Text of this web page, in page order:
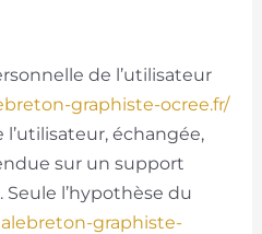
de l’utilisateur
graphiste-ocree.fr/
l’utilisateur, échangée,
sur un support
l’hypothèse du
graphiste-